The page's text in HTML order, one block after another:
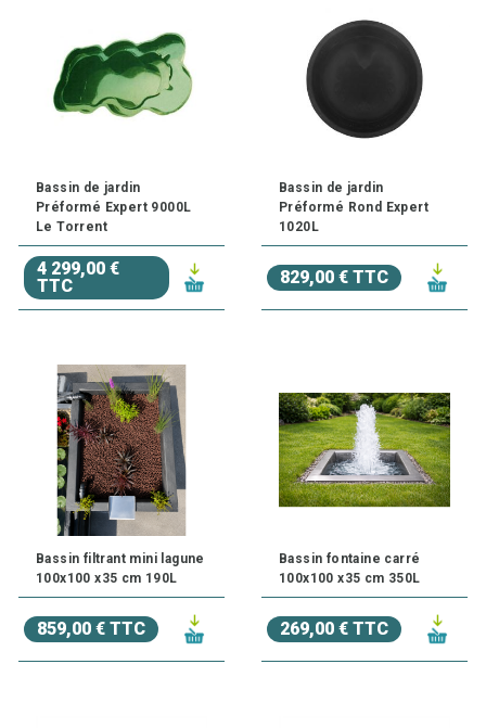
Bassin de jardin
Préformé Expert 9000L
Le Torrent
4 299,00 €
TTC
Bassin de jardin
Préformé Rond Expert
1020L
829,00 € TTC
Bassin filtrant mini lagune
100x100 x35 cm 190L
859,00 € TTC
Bassin fontaine carré
100x100 x35 cm 350L
269,00 € TTC